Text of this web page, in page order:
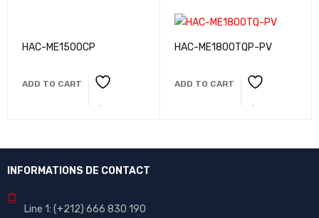
HAC-ME1500CP
ADD TO CART
HAC-ME1800TQP-PV
ADD TO CART
INFORMATIONS DE CONTACT
Line 1: (+212) 666 830 190